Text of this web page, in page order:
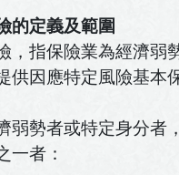
的定義及範圍
，指保險業為經濟弱
供因應特定風險基本
弱勢者或特定身分者
一者：